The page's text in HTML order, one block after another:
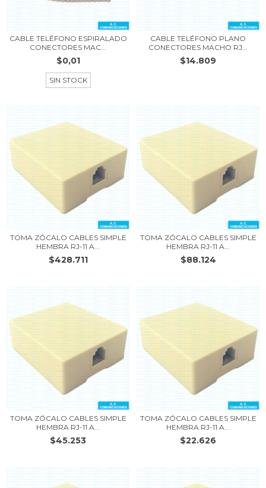
CABLE TELÉFONO ESPIRALADO
CONECTORES MAC...
$0,01
SIN STOCK
CABLE TELÉFONO PLANO
CONECTORES MACHO RJ...
$14.809
TOMA ZÓCALO CABLES SIMPLE
HEMBRA RJ-11 A...
$428.711
TOMA ZÓCALO CABLES SIMPLE
HEMBRA RJ-11 A...
$88.124
TOMA ZÓCALO CABLES SIMPLE
HEMBRA RJ-11 A...
$45.253
TOMA ZÓCALO CABLES SIMPLE
HEMBRA RJ-11 A...
$22.626